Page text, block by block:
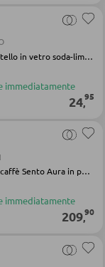
Ciotola Martello in vetro soda-lime trasparente
immediatamente
24,95
Servizio da caffè Sento Aura in porcellana bianca
immediatamente
209,90